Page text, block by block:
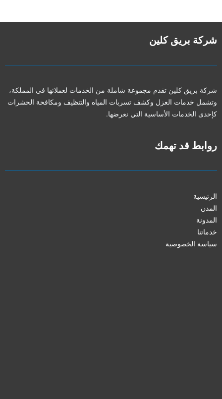
شركة بريق كلين
شركة بريق كلين تقدم مجموعة شاملة من الخدمات لعملائها في المملكة،
وتشمل خدمات العزل وكشف تسربات المياه والتنظيف ومكافحة الحشرات
كإحدى الخدمات الأساسية التي نعرضها.
روابط قد تهمك
الرئيسية
المدن
المدونة
خدماتنا
سياسة الخصوصية